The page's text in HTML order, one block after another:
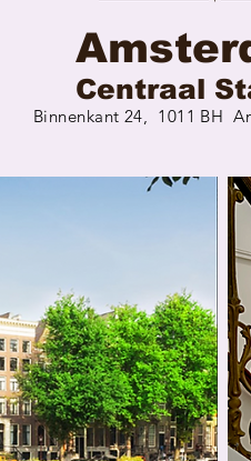
Centraal
Binnenkant 24, 1011 BH